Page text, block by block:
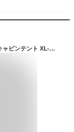
ロゴス（LOGOS）Tradcanvas イージーセット キャビンテント XL-BE 71201171 テント キャンプ クイック 90秒組み立て